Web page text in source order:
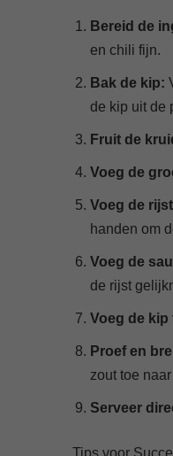
Bereid de
en chili fijn.
Bak de kip:
de kip uit de
Fruit de
Voeg de
Voeg de
handen om
Voeg de
de rijst
Voeg de kip
Proef en
zout toe
Serveer